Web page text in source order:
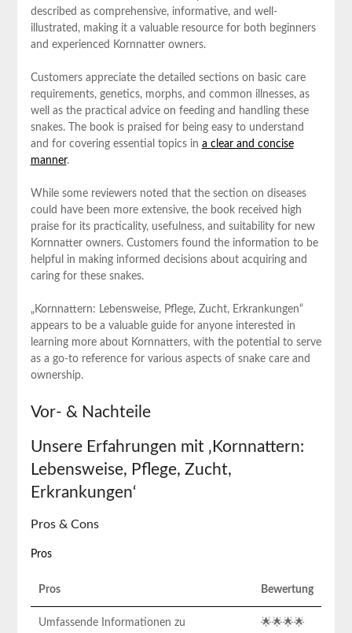
described as comprehensive, informative, and well-
illustrated, making it a valuable resource for both beginners
and experienced Kornnatter owners.
Customers appreciate the detailed sections on basic care
requirements, genetics, morphs, and common illnesses, as
well as the practical advice on feeding and handling these
snakes. The book is praised for being easy to understand
and for covering essential topics in a clear and concise
manner.
While some reviewers noted that the section on diseases
could have been more extensive, the book received high
praise for its practicality, usefulness, and suitability for new
Kornnatter owners. Customers found the information to be
helpful in making informed decisions about acquiring and
caring for these snakes.
„Kornnattern: Lebensweise, Pflege, Zucht, Erkrankungen“
appears to be a valuable guide for anyone interested in
learning more about Kornnatters, with the potential to serve
as a go-to reference for various aspects of snake care and
ownership.
Vor- & Nachteile
Unsere Erfahrungen mit ‚Kornnattern:
Lebensweise, Pflege, Zucht,
Erkrankungen‘
Pros & Cons
Pros
Pros Bewertung
Umfassende Informationen zu
🌟🌟🌟🌟